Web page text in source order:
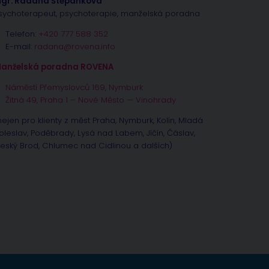
psychoterapie, manželská poradna
Telefon: +420 777 588 352
E-mail: radana@rovena.info
poradna ROVENA
Náměstí Přemyslovců 169, Nymburk
Žitná 49, Praha 1 – Nové Město — Vinohrady
pro klienty z měst Praha, Nymburk, Kolín, Mladá
Poděbrady, Lysá nad Labem, Jíčín, Čáslav,
Brod, Chlumec nad Cidlinou a dalších)